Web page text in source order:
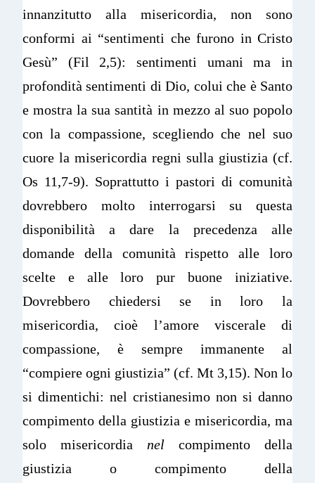
innanzitutto alla misericordia, non sono
conformi ai “sentimenti che furono in Cristo
Gesù” (Fil 2,5): sentimenti umani ma in
profondità sentimenti di Dio, colui che è Santo
e mostra la sua santità in mezzo al suo popolo
con la compassione, scegliendo che nel suo
cuore la misericordia regni sulla giustizia (cf.
Os 11,7-9). Soprattutto i pastori di comunità
dovrebbero molto interrogarsi su questa
disponibilità a dare la precedenza alle
domande della comunità rispetto alle loro
scelte e alle loro pur buone iniziative.
Dovrebbero chiedersi se in loro la
misericordia, cioè l’amore viscerale di
compassione, è sempre immanente al
“compiere ogni giustizia” (cf. Mt 3,15). Non lo
si dimentichi: nel cristianesimo non si danno
compimento della giustizia e misericordia, ma
solo misericordia nel compimento della
giustizia o compimento della